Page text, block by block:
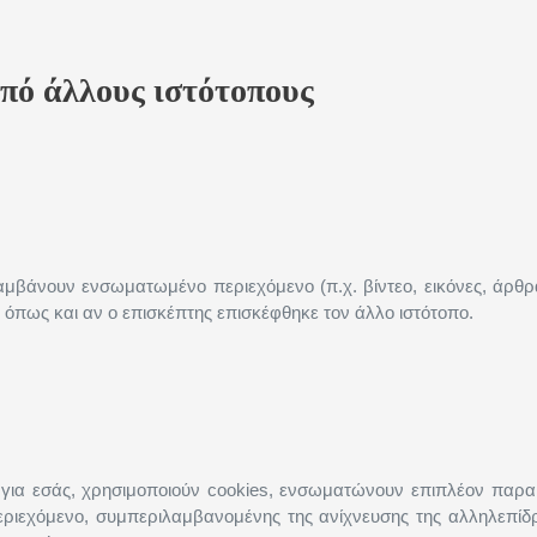
άλλους ιστότοπους
ενσωματωμένο περιεχόμενο (π.χ. βίντεο, εικόνες,
και αν ο επισκέπτης επισκέφθηκε τον άλλο ιστότοπο.
για εσάς, χρησιμοποιούν cookies, ενσωματώνουν επιπλέον
συμπεριλαμβανομένης της ανίχνευσης της